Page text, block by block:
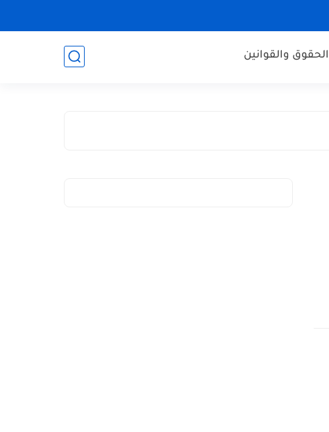
الحقوق والقوانين